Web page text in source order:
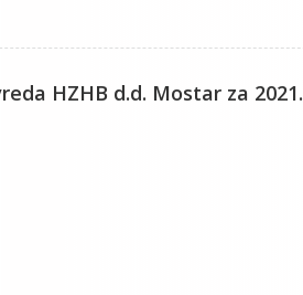
HZHB d.d. Mostar za 2021.